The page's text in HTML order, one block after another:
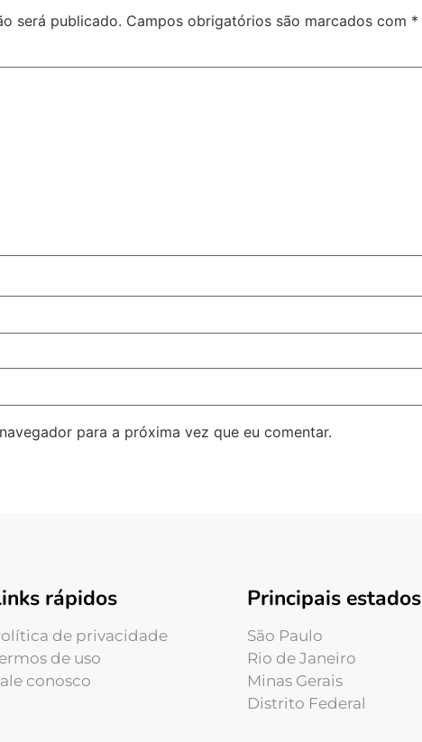
será publicado. Campos obrigatórios são marcados com *
para a próxima vez que eu comentar.
rápidos
de privacidade
de uso
conosco
Principais estados
São Paulo
Rio de Janeiro
Minas Gerais
Distrito Federal